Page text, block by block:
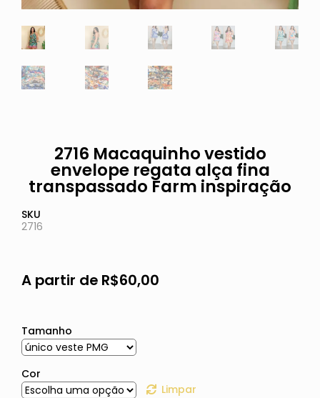
2716 Macaquinho vestido
envelope regata alça fina
transpassado Farm inspiração
SKU
2716
A partir de R$60,00
Tamanho
Cor
Limpar